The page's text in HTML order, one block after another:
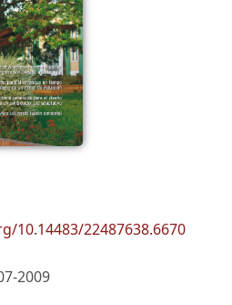
10.14483/22487638.6670
2009